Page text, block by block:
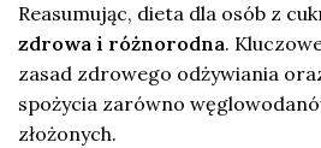
Reasumując, dieta dla osób z
zdrowa i różnorodna.
zasad zdrowego odżywiania
spożycia zarówno
złożonych.